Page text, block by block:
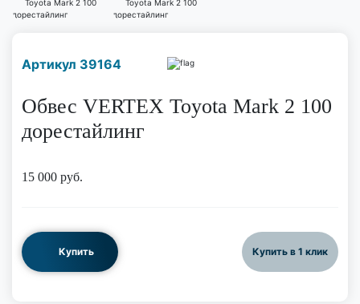
Артикул 39164
Обвес VERTEX Toyota Mark 2 100
дорестайлинг
15 000 руб.
Купить Купить в 1 клик